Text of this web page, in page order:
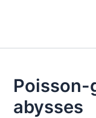
Poisson-
abysses